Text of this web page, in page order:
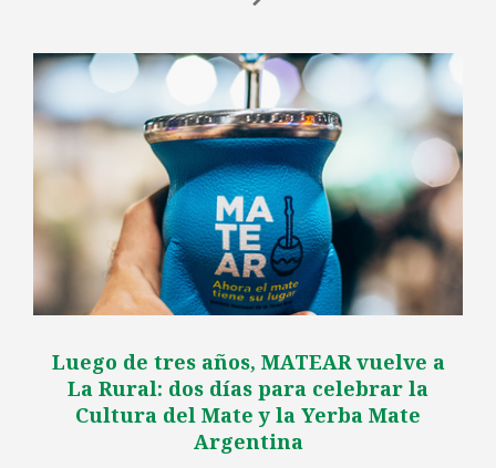
Luego de tres años, MATEAR vuelve a
La Rural: dos días para celebrar la
Cultura del Mate y la Yerba Mate
Argentina